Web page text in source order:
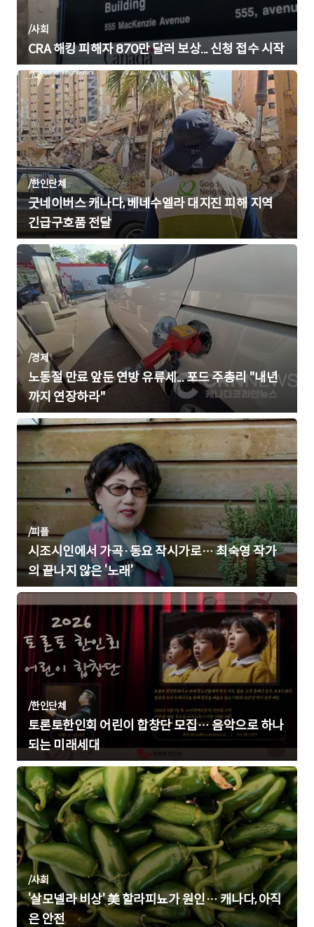
/사회
CRA 해킹 피해자 870만 달러 보상... 신청 접수 시작
/한인단체
굿네이버스 캐나다, 베네수엘라 대지진 피해 지역
긴급구호품 전달
/경제
노동절 만료 앞둔 연방 유류세... 포드 주총리 "내년
까지 연장하라"
/피플
시조시인에서 가곡·동요 작시가로… 최숙영 작가
의 끝나지 않은 ‘노래’
/한인단체
토론토한인회 어린이 합창단 모집… 음악으로 하나
되는 미래세대
/사회
‘살모넬라 비상’ 美 할라피뇨가 원인… 캐나다, 아직
은 안전